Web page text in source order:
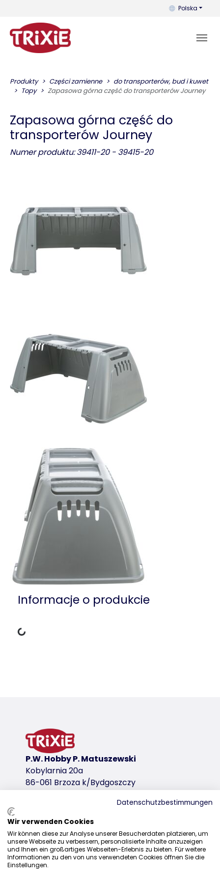
Możesz
Polska
Produkty Części zamienne
do transporterów, bud i kuwet
Topy
Zapasowa górna część do transporterów Journey
Zapasowa górna część do
transporterów Journey
Numer produktu: 39411-20 - 39415-20
Informacje o produkcie
Dane ładowania
wariant produktu: unikalny numer
Kolor
jasnoszary
39411
wariant produktu: unikalny numer
Kolor
jasnoszary
dla
39413
P.W. Hobby P. Matuszewski
Kobylarnia 20a
86-061 Brzoza k/Bydgoszczy
Dystrybucja
+48 52 381 07 31
kontakt@trixiepolska.pl
Datenschutzbestimmungen
Wir verwenden Cookies
Wir können diese zur Analyse unserer Besucherdaten platzieren, um
unsere Webseite zu verbessern, personalisierte Inhalte anzuzeigen
und Ihnen ein großartiges Webseiten-Erlebnis zu bieten. Für weitere
Informationen zu den von uns verwendeten Cookies öffnen Sie die
Einstellungen.